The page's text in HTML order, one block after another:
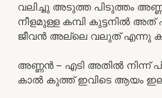
വലിച്ചു അടുത്ത പിടുത്തം
നീളമുള്ള കമ്പി കുട്ടനിൽ
ജീവൻ അല്ലെ വലുത് എന്നു
അണ്ണൻ – എടി അതിൽ നിന്ന്
കാൽ കുത്ത് ഇവിടെ ആയം